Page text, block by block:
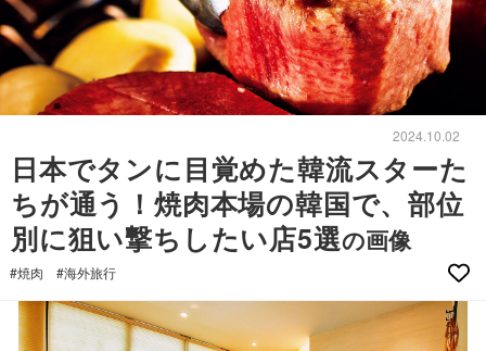
2024.10.02
日本でタンに目覚めた韓流スターた
ちが通う！焼肉本場の韓国で、部位
別に狙い撃ちしたい店5選の画像
#焼肉 #海外旅行